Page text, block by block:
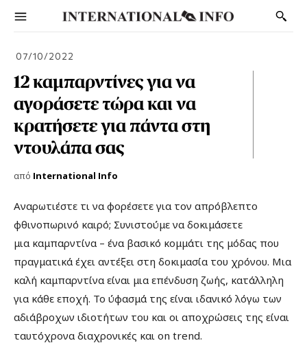
07/10/2022
12 καμπαρντίνες για να
αγοράσετε τώρα και να
κρατήσετε για πάντα στη
ντουλάπα σας
από International Info
Αναρωτιέστε τι να φορέσετε για τον απρόβλεπτο
φθινοπωρινό καιρό; Συνιστούμε να δοκιμάσετε
μια καμπαρντίνα – ένα βασικό κομμάτι της μόδας που
πραγματικά έχει αντέξει στη δοκιμασία του χρόνου. Μια
καλή καμπαρντίνα είναι μια επένδυση ζωής, κατάλληλη
για κάθε εποχή. Το ύφασμά της είναι ιδανικό λόγω των
αδιάβροχων ιδιοτήτων του και οι αποχρώσεις της είναι
ταυτόχρονα διαχρονικές και on trend.